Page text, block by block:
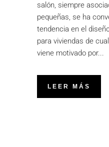
salón, siempre
pequeñas, se ha
tendencia en el
para viviendas de
viene motivado por
LEER MÁS